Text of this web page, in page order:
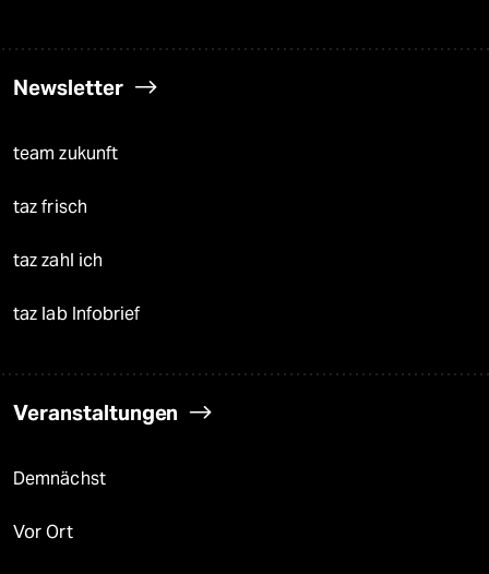
Newsletter
team zukunft
taz frisch
taz zahl ich
taz lab Infobrief
Veranstaltungen
Demnächst
Vor Ort